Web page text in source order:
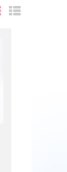
Grid View